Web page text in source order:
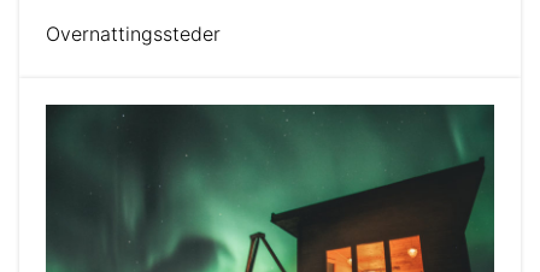
Overnattingssteder